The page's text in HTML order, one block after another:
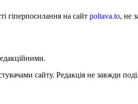
гіперпосилання на сайт poltava.to, не
сайту. Редакція не завжди